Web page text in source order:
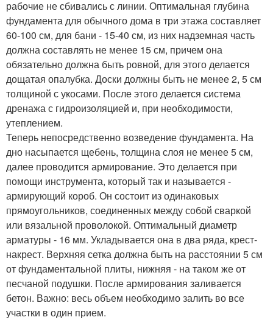
рабочие не сбивались с линии. Оптимальная глубина
фундамента для обычного дома в три этажа составляет
60-100 см, для бани - 15-40 см, из них надземная часть
должна составлять не менее 15 см, причем она
обязательно должна быть ровной, для этого делается
дощатая опалубка. Доски должны быть не менее 2, 5 см
толщиной с укосами. После этого делается система
дренажа с гидроизоляцией и, при необходимости,
утеплением.
Теперь непосредственно возведение фундамента. На
дно насыпается щебень, толщина слоя не менее 5 см,
далее проводится армирование. Это делается при
помощи инструмента, который так и называется -
армирующий короб. Он состоит из одинаковых
прямоугольников, соединенных между собой сваркой
или вязальной проволокой. Оптимальный диаметр
арматуры - 16 мм. Укладывается она в два ряда, крест-
накрест. Верхняя сетка должна быть на расстоянии 5 см
от фундаментальной плиты, нижняя - на таком же от
песчаной подушки. После армирования заливается
бетон. Важно: весь объем необходимо залить во все
участки в один прием.